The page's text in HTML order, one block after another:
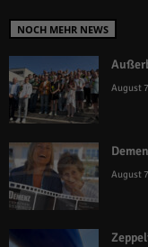
NOCH MEHR NEWS
August
August